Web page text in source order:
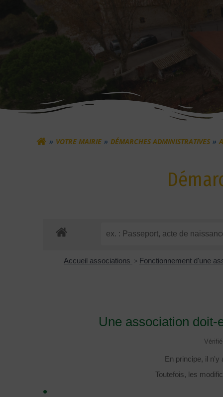
VOTRE MAIRIE DÉMARCHES ADMINISTRATIVES
Accueil associations > Fonctionnement d'une
Une association
En principe, il n'y
Toutefois, les